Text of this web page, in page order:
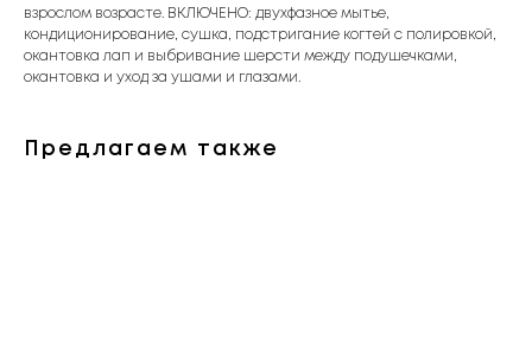
взрослом возрасте. ВКЛЮЧЕНО: двухфазное мытье,
кондиционирование, сушка, подстригание когтей с полировкой,
окантовка лап и выбривание шерсти между подушечками,
окантовка и уход за ушами и глазами.
Предлагаем также